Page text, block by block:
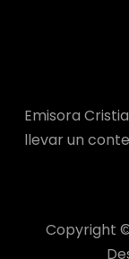
Emisora
llevar un
Copyright